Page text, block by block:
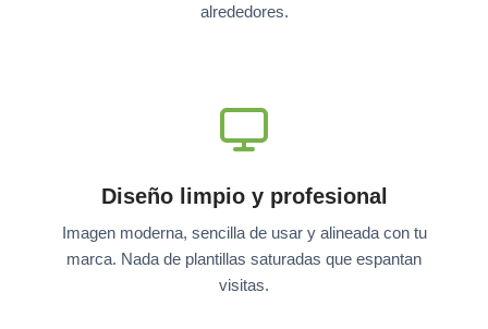
alrededores.
Diseño limpio y profesional
Imagen moderna, sencilla de usar y alineada con tu
marca. Nada de plantillas saturadas que espantan
visitas.